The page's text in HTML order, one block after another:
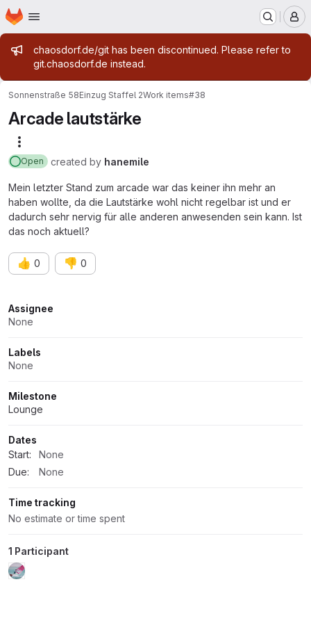
Skip to main content
Homepage
Admin message
chaosdorf.de/git has been discontinued. Please refer to
git.chaosdorf.de instead.
Sonnenstraße 58Einzug Staffel 2Work items#38
Arcade lautstärke
Open created by hanemile
Mein letzter Stand zum arcade war das keiner ihn mehr an
haben wollte, da die Lautstärke wohl nicht regelbar ist und er
dadurch sehr nervig für alle anderen anwesenden sein kann. Ist
das noch aktuell?
👍 0 👎 0
Attributes
Assignee
None
Labels
None
Milestone
Lounge
Dates
Start:
None
Due:
None
Time tracking
No estimate or time spent
1 Participant